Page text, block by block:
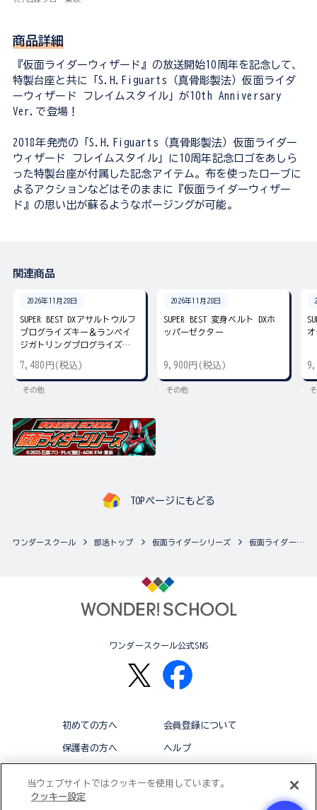
商品詳細
『仮面ライダーウィザード』の放送開始10周年を記念して、
特製台座と共に「S.H.Figuarts（真骨彫製法）仮面ライダ
ーウィザード フレイムスタイル」が10th Anniversary
Ver.で登場！
2018年発売の「S.H.Figuarts（真骨彫製法）仮面ライダー
ウィザード フレイムスタイル」に10周年記念ロゴをあしら
った特製台座が付属した記念アイテム。布を使ったローブに
よるアクションなどはそのままに『仮面ライダーウィザー
ド』の思い出が蘇るようなポージングが可能。
関連商品
2026年11月28日
SUPER BEST DXアサルトウルフ
プログライズキー＆ランペイ
ジガトリングプログライズキ
7,480円(税込)
その他
2026年11月28日
SUPER BEST 変身ベルト DXホ
ッパーゼクター
9,900円(税込)
その他
TOPページにもどる
ワンダースクール 部活トップ 仮面ライダーシリーズ 仮面ライダーシリーズの最新商品一覧
ワンダースクール公式SNS
初めての方へ 会員登録について
保護者の方へ ヘルプ
当ウェブサイトではクッキーを使用しています。
クッキー設定